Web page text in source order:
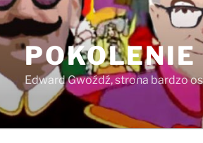
Edward Gwoźdź, strona bardzo